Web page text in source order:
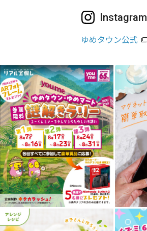
Instagram
ゆめタウン公式